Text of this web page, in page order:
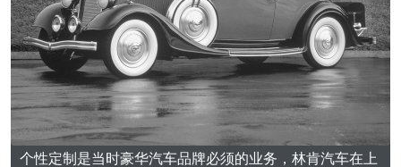
个性定制是当时豪华汽车品牌必须的业务，林肯汽车在上